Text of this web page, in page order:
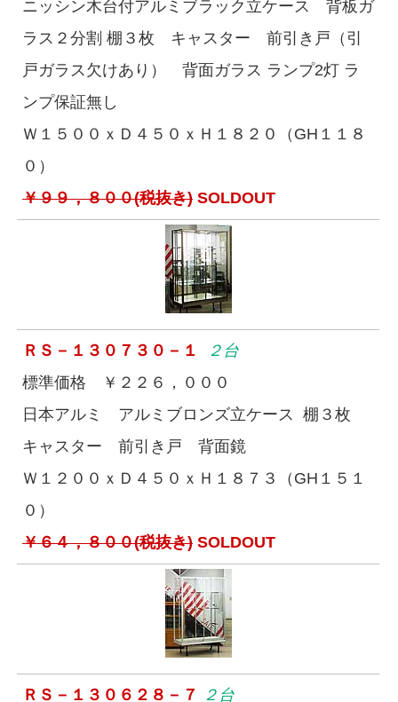
ニッシン木台付アルミブラック立ケース 背板ガ
ラス２分割 棚３枚 キャスター 前引き戸（引
戸ガラス欠けあり） 背面ガラス ランプ2灯 ラ
ンプ保証無し
Ｗ１５００ｘＤ４５０ｘＨ１８２０（GH１１８
０）
￥９９，８００(税抜き) SOLDOUT
ＲＳ－１３０７３０－１
２台
標準価格 ￥２２６，０００
日本アルミ アルミブロンズ立ケース 棚３枚
キャスター 前引き戸 背面鏡
Ｗ１２００ｘＤ４５０ｘＨ１８７３（GH１５１
０）
￥６４，８００(税抜き) SOLDOUT
ＲＳ－１３０６２８－７
２台